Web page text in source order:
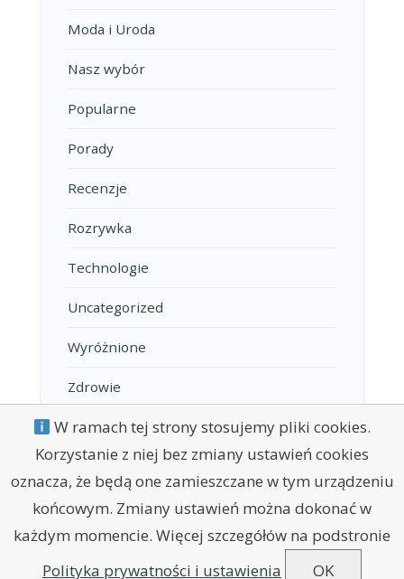
Moda i Uroda
Nasz wybór
Popularne
Porady
Recenzje
Rozrywka
Technologie
Uncategorized
Wyróżnione
Zdrowie
POLITYKA PRYWATNOŚCI
W ramach tej strony stosujemy pliki cookies.
Korzystanie z niej bez zmiany ustawień cookies
oznacza, że będą one zamieszczane w tym urządzeniu
końcowym. Zmiany ustawień można dokonać w
każdym momencie. Więcej szczegółów na podstronie
Polityka prywatności i ustawienia
OK